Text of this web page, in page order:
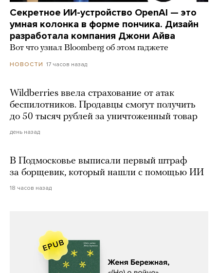
Секретное ИИ-устройство OpenAI — это
умная колонка в форме пончика. Дизайн
разработала компания Джони Айва
Вот что узнал Bloomberg об этом гаджете
НОВОСТИ 17 часов назад
Wildberries ввела страхование от атак
беспилотников. Продавцы смогут получить
до 50 тысяч рублей за уничтоженный товар
день назад
В Подмосковье выписали первый штраф
за борщевик, который нашли с помощью ИИ
18 часов назад